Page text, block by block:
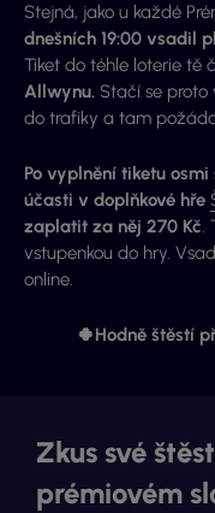
Stejná, jako u každé
dnešních 19:00 vsadil
Tiket do téhle loterie tě
Allwynu. Stačí se proto
do trafiky a tam
Po vyplnění tiketu
účasti v doplňkové hře
zaplatit za něj 270 Kč.
vstupenkou do hry.
online.
🍀Hodně štěstí
Zkus své
prémiovém